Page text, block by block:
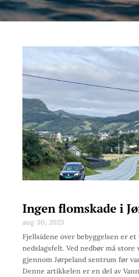
Ingen flomskade i
aug 30, 2023
Fjellsidene over bebyggelsen er et
nedslagsfelt. Ved nedbør må store
gjennom Jørpeland sentrum før
Denne artikkelen er en del av